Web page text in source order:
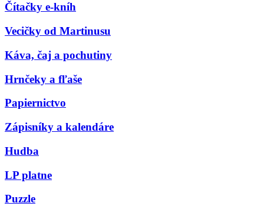
Čítačky e-kníh
Vecičky od Martinusu
Káva, čaj a pochutiny
Hrnčeky a fľaše
Papiernictvo
Zápisníky a kalendáre
Hudba
LP platne
Puzzle